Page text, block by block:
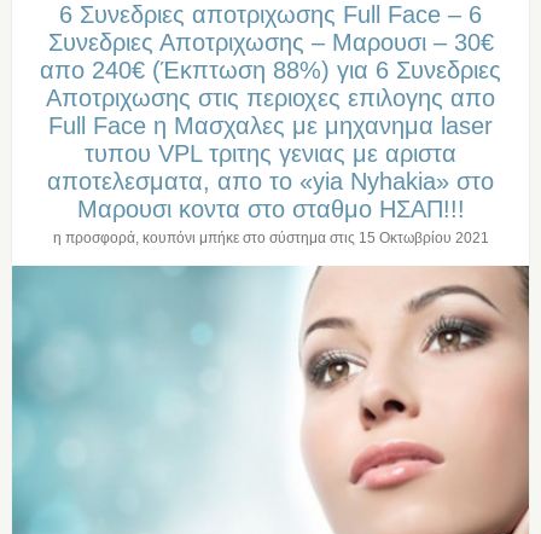
6 Συνεδριες αποτριχωσης Full Face – 6
Συνεδριες Αποτριχωσης – Μαρουσι – 30€
απο 240€ (Έκπτωση 88%) για 6 Συνεδριες
Αποτριχωσης στις περιοχες επιλογης απο
Full Face η Μασχαλες με μηχανημα laser
τυπου VPL τριτης γενιας με αριστα
αποτελεσματα, απο το «yia Nyhakia» στο
Μαρουσι κοντα στο σταθμο ΗΣΑΠ!!!
η προσφορά, κουπόνι μπήκε στο σύστημα στις 15 Οκτωβρίου 2021